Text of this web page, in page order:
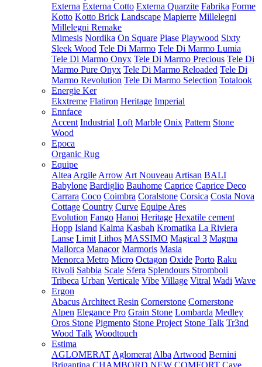
Externa Externa Cotto Externa Quarzite Fabrika Forme
Kotto Kotto Brick Landscape Mapierre Millelegni
Millelegni Remake
Mimesis Nordika On Square Piase Playwood Sixty
Sleek Wood Tele Di Marmo Tele Di Marmo Lumia
Tele Di Marmo Onyx Tele Di Marmo Precious Tele Di
Marmo Pure Onyx Tele Di Marmo Reloaded Tele Di
Marmo Revolution Tele Di Marmo Selection Totalook
Energie Ker
Ekxtreme Flatiron Heritage Imperial
Ennface
Accent Industrial Loft Marble Onix Pattern Stone
Wood
Epoca
Organic Rug
Equipe
Altea Argile Arrow Art Nouveau Artisan BALI
Babylone Bardiglio Bauhome Caprice Caprice Deco
Carrara Coco Coimbra Coralstone Corsica Costa Nova
Cottage Country Curve Equipe Ares
Evolution Fango Hanoi Heritage Hexatile cement
Hopp Island Kalma Kasbah Kromatika La Riviera
Lanse Limit Lithos MASSIMO Magical 3 Magma
Mallorca Manacor Marmoris Masia
Menorca Metro Micro Octagon Oxide Porto Raku
Rivoli Sabbia Scale Sfera Splendours Stromboli
Tribeca Urban Verticale Vibe Village Vitral Wadi Wave
Ergon
Abacus Architect Resin Cornerstone Cornerstone
Alpen Elegance Pro Grain Stone Lombarda Medley
Oros Stone Pigmento Stone Project Stone Talk Tr3nd
Wood Talk Woodtouch
Estima
AGLOMERAT Aglomerat Alba Artwood Bernini